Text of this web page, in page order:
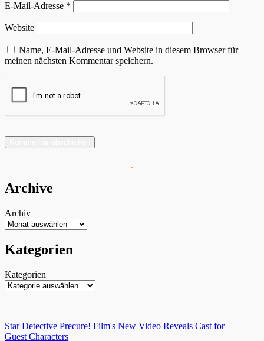
E-Mail-Adresse *
Website
Name, E-Mail-Adresse und Website in diesem Browser für
meinen nächsten Kommentar speichern.
Archive
Archiv
Kategorien
Kategorien
Star Detective Precure! Film's New Video Reveals Cast for
Guest Characters